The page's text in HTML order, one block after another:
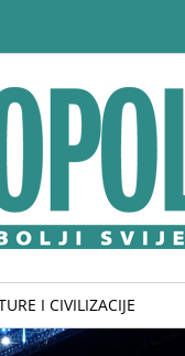
I CIVILIZACIJE